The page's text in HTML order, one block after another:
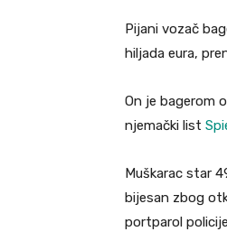
Pijani vozač
hiljada eura,
On je bagerom
njemački list
Muškarac star
bijesan zbog
portparol